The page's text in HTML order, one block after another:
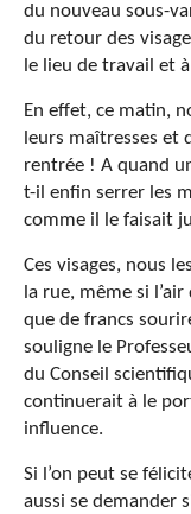
du nouveau sous-
du retour des
le lieu de travail et à
En effet, ce matin,
leurs maîtresses et
rentrée ! A quand
t-il enfin serrer les
comme il le faisait
Ces visages, nous
la rue, même si
que de francs
souligne le
du Conseil
continuerait à le
influence.
Si l’on peut se
aussi se demander